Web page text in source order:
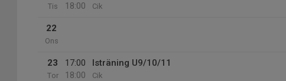
Tis
18:00
Cik
22
Ons
23
Tor
17:00
18:00
Isträning U9/10/11
Cik